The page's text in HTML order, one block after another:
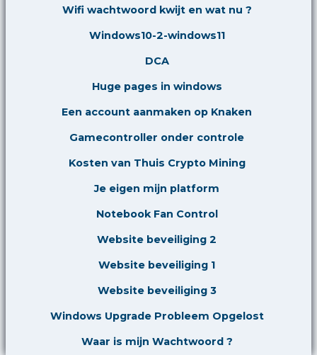
Wifi wachtwoord kwijt en wat nu ?
Windows10-2-windows11
DCA
Huge pages in windows
Een account aanmaken op Knaken
Gamecontroller onder controle
Kosten van Thuis Crypto Mining
Je eigen mijn platform
Notebook Fan Control
Website beveiliging 2
Website beveiliging 1
Website beveiliging 3
Windows Upgrade Probleem Opgelost
Waar is mijn Wachtwoord ?